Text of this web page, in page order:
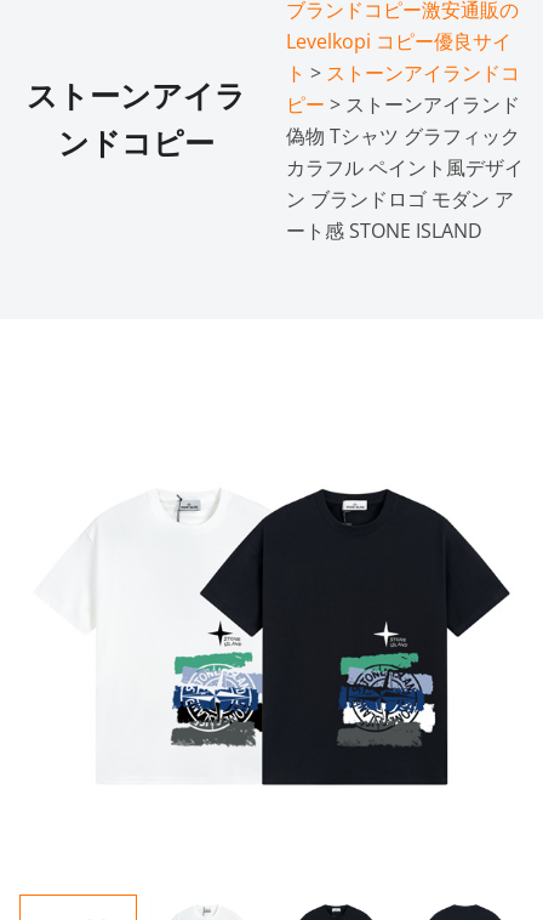
ストーンアイラ
ンドコピー
ブランドコピー激安通販の
Levelkopi コピー優良サイ
ト > ストーンアイランドコ
ピー > ストーンアイランド
偽物 Tシャツ グラフィック
カラフル ペイント風デザイ
ン ブランドロゴ モダン ア
ート感 STONE ISLAND